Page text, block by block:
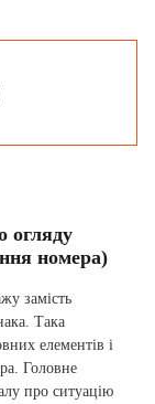
огляду
номера)
замість
Така
елементів і
Головне
про ситуацію